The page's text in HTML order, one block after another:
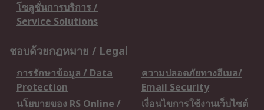
โซลูชั่นการบริการ /
Service Solutions
ชอบด้วยกฎหมาย / Legal
การรักษาข้อมูล / Data
Protection
ความปลอดภัยทางอีเมล/
Email Security
นโยบายของ RS Online /
เงื่อนไขการใช้งานเว็บไซต์